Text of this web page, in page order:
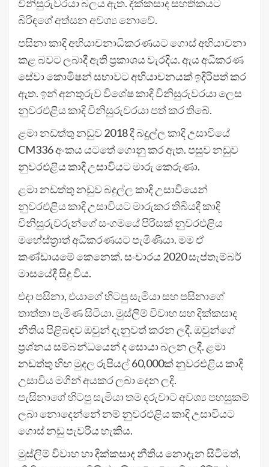
විනිසුරුවරයා බලය ඇත. දික්කසාද සහතිකයට
බිරිඳගේ අත්සන අවශ්‍ය නොවේ.
පසිනා කාදි අභියාචනාධිකරණයට ගොස් අභියාචනා
කළ බවට ලබාදී ඇති ප්‍රකාශය වැරදිය. ඇය අධිකරණ
සේවා කොමිෂන් සභාවට අභියාචනයක් ඉදිරිපත් කර
ඇත. ඉන් අනතුරුව විශේෂ කාදි විනිසුරුවරයා ලෙස
නුවරඑළිය කාදි විනිසුරුවරයා පත් කර තිබේ.
ළමා නඩත්තු නඩුව 2018 දී බදුල්ල කාදි උසාවියේ
CM336 අංකය යටතේ ගොනු කර ඇත. පසුව නඩුව
නුවරඑළිය කාදි උසාවියට මාරු කෙරුණා.
ළමා නඩත්තු නඩුව බදුල්ල කාදි උසාවියෙන්
නුවරඑළිය කාදි උසාවියට මාරුකර තිබියදී කාදි
විනිසුරුවරුන්ගේ සංගමයේ පිරිසක් නුවරඑළිය
මහේස්ත්‍රාත් අධිකරණයට පැමිණියා. මම ඒ
කණ්ඩායමේ කෙනෙක්. සංචාරය 2020 සැප්තැම්බර්
මාසයේදී සිදු විය.
එදා පසිනා, එයාගේ හිටපු සැමියා සහ පසිනාගේ
තාත්තා පැමිණ සිටියා. මුස්ලිම් විවාහ සහ දික්කසාද
නීතිය පිළිබඳව ඔවුන් දැනුවත් කරන ලදී. ඔවුන්ගේ
ප්‍රශ්නය සම්බන්ධයෙන් ද සොයා බලන ලදී. ළමා
නඩත්තු හිඟ මුදල රුපියල් 60,000ක් නුවරඑළිය කාදි
උසාවිය මගින් අයකර ලබා දෙන ලදි.
පැසිනාගේ හිටපු සැමියා තම දරුවාට අවශ්‍ය පහසුකම්
ලබා නොදෙන්නේ නම් නුවරඑළිය කාදි උසාවියට ​​
ගොස් නඩු පැවරිය හැකිය.
මුස්ලිම් විවාහ හා දික්කසාද නීතිය නොදැන සිටීමත්,